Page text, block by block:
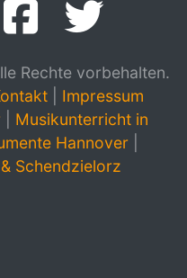
Rechte vorbehalten.
Impressum
Musikunterricht in
Hannover
Schendzielorz